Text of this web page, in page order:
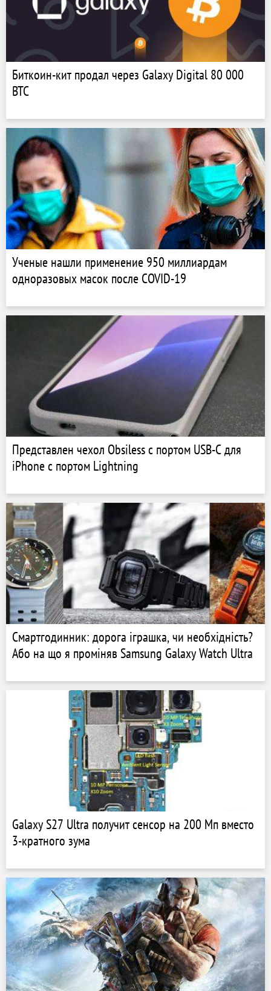
Биткоин-кит продал через Galaxy Digital 80 000
BTC
Ученые нашли применение 950 миллиардам
одноразовых масок после COVID-19
Представлен чехол Obsiless с портом USB-C для
iPhone с портом Lightning
Смартгодинник: дорога іграшка, чи необхідність?
Або на що я проміняв Samsung Galaxy Watch Ultra
Galaxy S27 Ultra получит сенсор на 200 Мп вместо
3-кратного зума